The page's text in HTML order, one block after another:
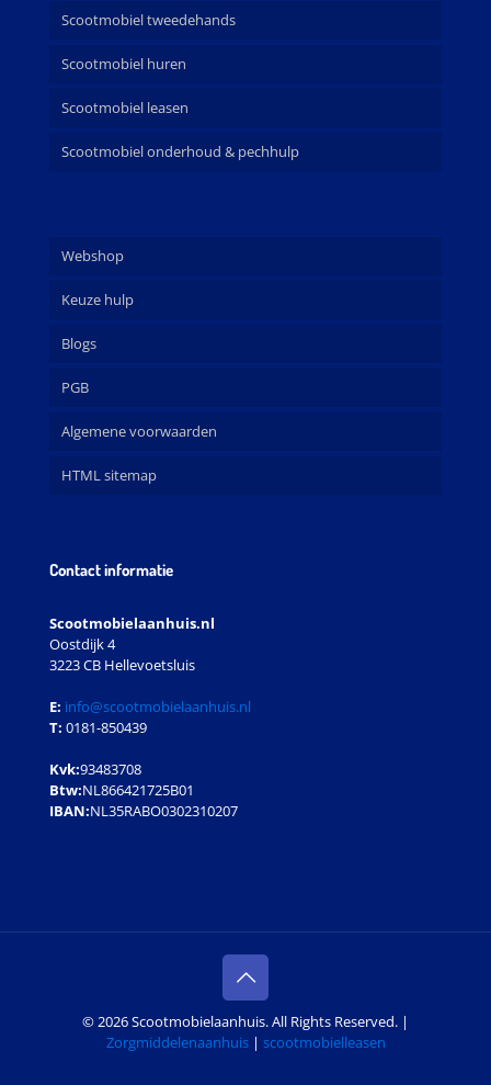
Scootmobiel tweedehands
Scootmobiel huren
Scootmobiel leasen
Scootmobiel onderhoud & pechhulp
Webshop
Keuze hulp
Blogs
PGB
Algemene voorwaarden
HTML sitemap
Contact informatie
Scootmobielaanhuis.nl
Oostdijk 4
3223 CB Hellevoetsluis
E: info@scootmobielaanhuis.nl
T: 0181-850439
Kvk:93483708
Btw:NL866421725B01
IBAN:NL35RABO0302310207
© 2026 Scootmobielaanhuis. All Rights Reserved. |
Zorgmiddelenaanhuis| scootmobielleasen